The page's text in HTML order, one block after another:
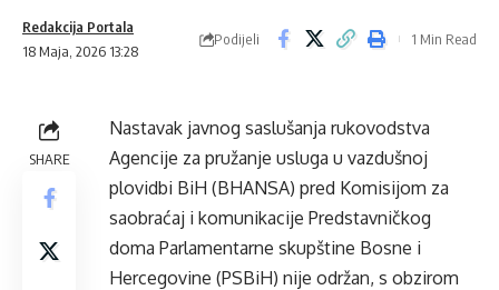
18 Maja, 2026 13:28
Redakcija Portala
Podijeli 1 Min Read
SHARE
Nastavak javnog saslušanja rukovodstva
Agencije za pružanje usluga u vazdušnoj
plovidbi BiH (BHANSA) pred Komisijom za
saobraćaj i komunikacije Predstavničkog
doma Parlamentarne skupštine Bosne i
Hercegovine (PSBiH) nije održan, s obzirom